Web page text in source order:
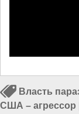
Власть
США – агрессор